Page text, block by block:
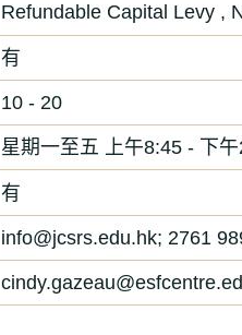
Refundable Capital Levy ,
有
10 - 20
星期一至五 上午8:45 - 下
有
info@jcsrs.edu.hk; 2761